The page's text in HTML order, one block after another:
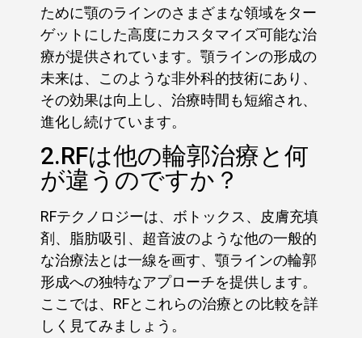
ために顎のラインのさまざまな領域をター
ゲットにした高度にカスタマイズ可能な治
療が提供されています。顎ラインの形成の
未来は、このような非外科的技術にあり、
その効果は向上し、治療時間も短縮され、
進化し続けています。
2.RFは他の輪郭治療と何
が違うのですか？
RFテクノロジーは、ボトックス、皮膚充填
剤、脂肪吸引、超音波のような他の一般的
な治療法とは一線を画す、顎ラインの輪郭
形成への独特なアプローチを提供します。
ここでは、RFとこれらの治療との比較を詳
しく見てみましょう。